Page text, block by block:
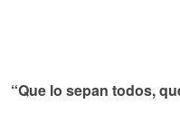
“Que lo sepan todos,